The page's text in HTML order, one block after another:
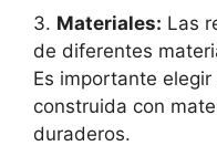
3. Materiales: Las
de diferentes
Es importante
construida con
duraderos.